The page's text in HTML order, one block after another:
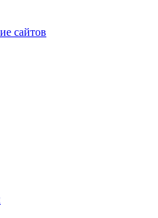
сайтов